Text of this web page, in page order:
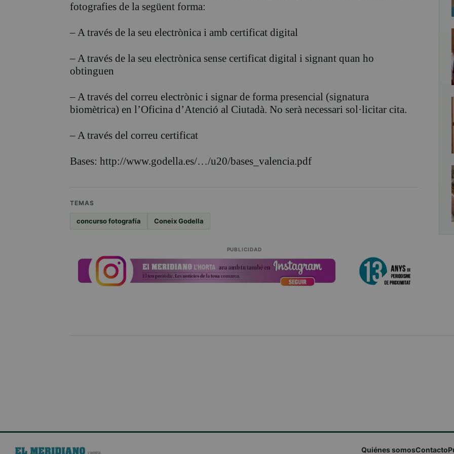
fotografies de la següent forma:
– A través de la seu electrònica i amb certificat digital
– A través de la seu electrònica sense certificat digital i signant quan ho
obtinguen
– A través del correu electrònic i signar de forma presencial (signatura
biomètrica) en l’Oficina d’Atenció al Ciutadà. No serà necessari sol·licitar cita.
– A través del correu certificat
Bases: http://www.godella.es/…/u20/bases_valencia.pdf
TEMAS
concurso fotografía Coneix Godella
PUBLICIDAD
Quiénes somosContacto